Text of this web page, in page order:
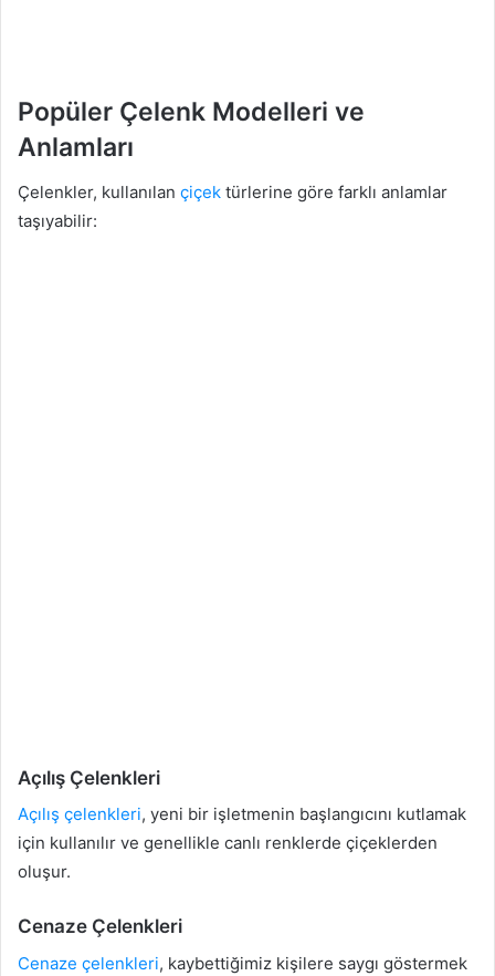
Popüler Çelenk Modelleri ve
Anlamları
Çelenkler, kullanılan çiçek türlerine göre farklı anlamlar
taşıyabilir:
Açılış Çelenkleri
Açılış çelenkleri, yeni bir işletmenin başlangıcını kutlamak
için kullanılır ve genellikle canlı renklerde çiçeklerden
oluşur.
Cenaze Çelenkleri
Cenaze çelenkleri, kaybettiğimiz kişilere saygı göstermek